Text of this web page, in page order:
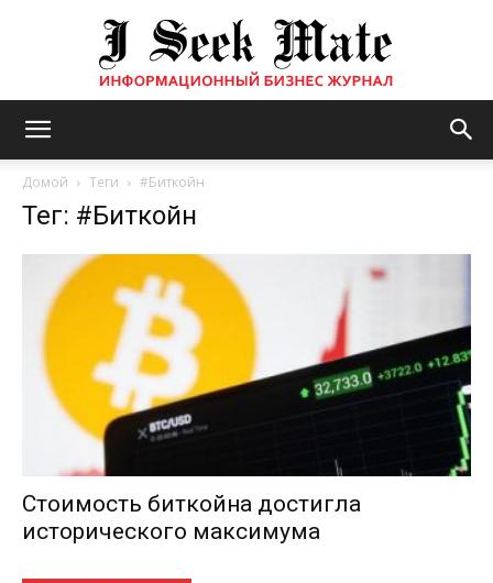
Домой Теги #Биткойн
Тег: #Биткойн
Стоимость биткойна достигла
исторического максимума